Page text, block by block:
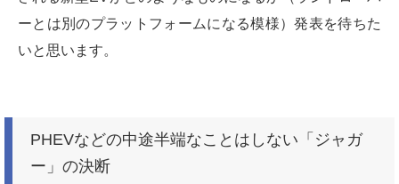
ーとは別のプラットフォームになる模様）発表を待ちた
いと思います。
PHEVなどの中途半端なことはしない「ジャガ
ー」の決断